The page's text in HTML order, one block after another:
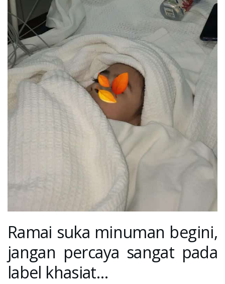
Ramai suka minuman begini,
jangan percaya sangat pada
label khasiat…